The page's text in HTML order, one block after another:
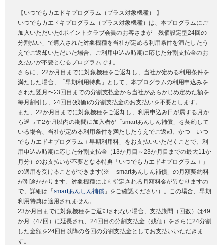
【いつでもカエドキプログラム（プラス対象機種） 】
いつでもカエドキプログラム（プラス対象機種）は、本プログラムにご
加入いただいたdポイントクラブ会員のお客さまが「残価設定型24回の
分割払い」で購入された対象機種を当社が定める利用条件を満たしたう
えでご返却いただいた場合、ご利用申込み時期に応じた分割支払金のお
支払いが不要となるプログラムです。
さらに、22か月目までに対象機種をご返却し、当社が定める利用条件を
満たした場合、「早期利用特典」として、本プログラムの利用申込みを
された翌月〜23回目までの分割支払金から当社があらかじめ定めた額を
毎月割引し、24回目(残価)の分割支払金のお支払いを不要とします。
また、22か月目までに対象機種をご返却し、利用申込み日が属する月か
ら遡って2か月以内の期間に加入者が「smartあんしん補償」を契約して
いる場合、当社が定める利用条件を満たしたうえでご返却、かつ「いつ
でもカエドキプログラム＋早期利用料」をお支払いいただくことで、利
用申込み時期に応じた分割支払金（13か月目～23か月目までの最大11か
月分）のお支払いが不要となる特典「いつでもカエドキプログラム＋」
の適用を受けることができます(※ 「smartあんしん補償」の月額契約料
が別途かかります。対象機種により指定される月額料金が異なりますの
で、詳細は「smartあんしん補償 」をご確認ください）。この場合、早期
利用特典は適用されません。
23か月目までに対象機種をご返却されない場合、支払期間（回数）は49
か月（47回）に延長され、24回目の分割支払金（残価）をさらに24分割
した金額を24回目以降の各回の分割支払金としてお支払いいただきま
す。